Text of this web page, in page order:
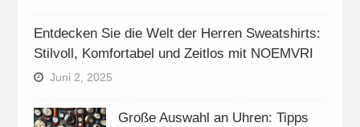
Entdecken Sie die Welt der Herren Sweatshirts:
Stilvoll, Komfortabel und Zeitlos mit NOEMVRI
Juni 2, 2025
Große Auswahl an Uhren: Tipps